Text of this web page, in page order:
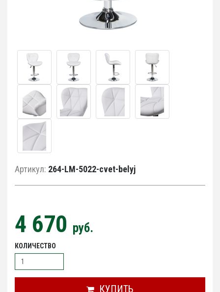
Артикул: 264-LM-5022-cvet-belyj
4 670 руб.
КОЛИЧЕСТВО
КУПИТЬ